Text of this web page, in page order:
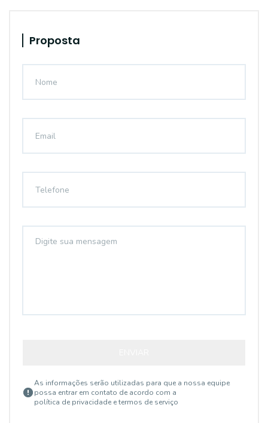
Proposta
As informações serão utilizadas para que a nossa equipe
possa entrar em contato de acordo com a
política de privacidade e termos de serviço